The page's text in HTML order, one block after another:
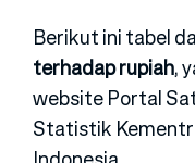
Berikut ini tabel
terhadap rupiah,
website Portal
Statistik